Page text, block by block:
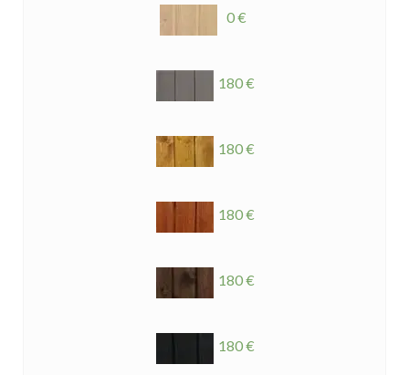
0 €
180 €
180 €
180 €
180 €
180 €